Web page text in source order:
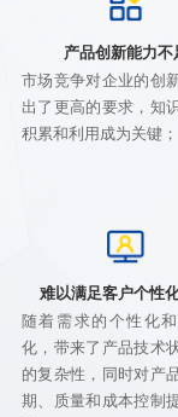
产品创新能力不
市场竞争对企业的创
出了更高的要求，知
积累和利用成为关键；
难以满足客户个性
随着需求的个性化
化，带来了产品技术
的复杂性，同时对产
期、质量和成本控制